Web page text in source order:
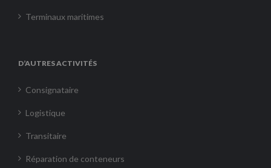
Terminaux maritimes
D’AUTRES ACTIVITÉS
Consignataire
Logistique
Transitaire
Réparation de conteneurs